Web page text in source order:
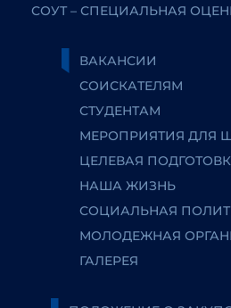
СОУТ – СПЕЦИАЛЬНАЯ
ВАКАНСИИ
СОИСКАТЕЛЯМ
СТУДЕНТАМ
МЕРОПРИЯТИЯ ДЛЯ
ЦЕЛЕВАЯ
НАША ЖИЗНЬ
СОЦИАЛЬНАЯ
МОЛОДЕЖНАЯ
ГАЛЕРЕЯ